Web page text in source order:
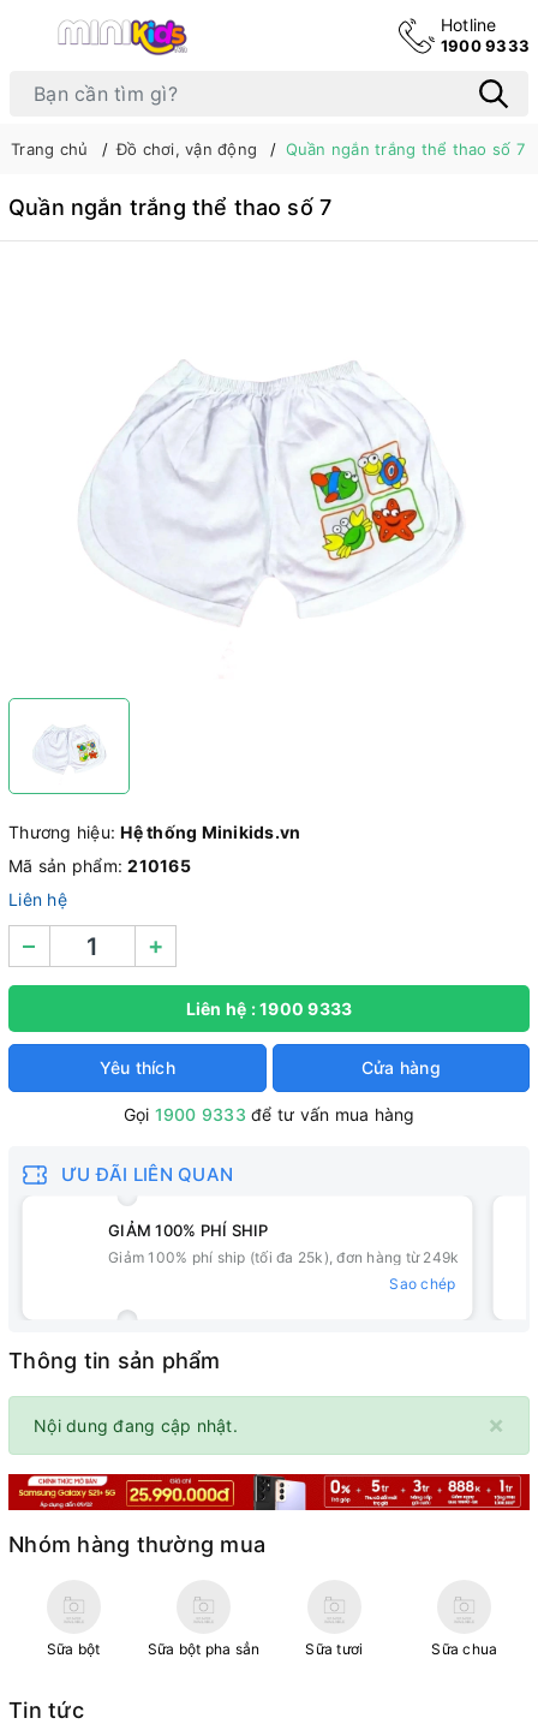
Hotline
1900 9333
Trang chủ Đồ chơi, vận động Quần ngắn trắng thể thao số 7
Quần ngắn trắng thể thao số 7
Thương hiệu:Hệ thống Minikids.vn
Mã sản phẩm:210165
Liên hệ
– +
Liên hệ : 1900 9333
Yêu thích Cửa hàng
Gọi 1900 9333 để tư vấn mua hàng
ƯU ĐÃI LIÊN QUAN
GIẢM 100% PHÍ SHIP
Giảm 100% phí ship (tối đa 25k), đơn hàng từ 249k
Sao chép
Thông tin sản phẩm
×
Nội dung đang cập nhật.
Nhóm hàng thường mua
Sữa bột Sữa bột pha sẳn Sữa tươi Sữa chua
Tin tức